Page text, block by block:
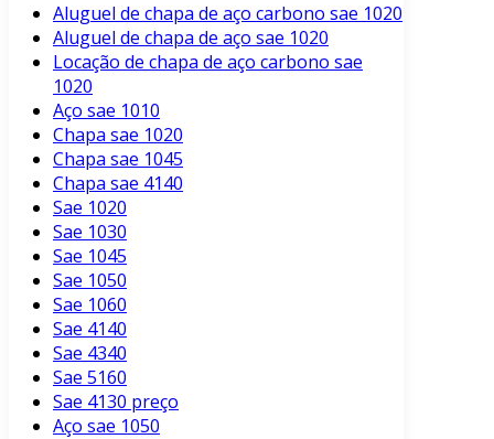
Aluguel de chapa de aço carbono sae 1020
Aluguel de chapa de aço sae 1020
Locação de chapa de aço carbono sae
1020
Aço sae 1010
Chapa sae 1020
Chapa sae 1045
Chapa sae 4140
Sae 1020
Sae 1030
Sae 1045
Sae 1050
Sae 1060
Sae 4140
Sae 4340
Sae 5160
Sae 4130 preço
Aço sae 1050